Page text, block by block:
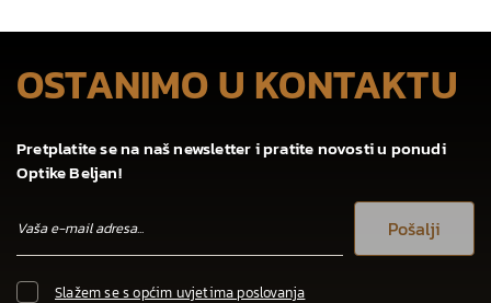
OSTANIMO U KONTAKTU
Pretplatite se na naš newsletter i pratite novosti u ponudi
Optike Beljan!
Pošalji
Slažem se s općim uvjetima poslovanja